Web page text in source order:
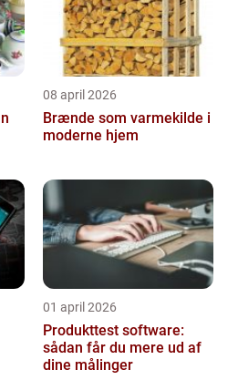
08 april 2026
Brænde som varmekilde i
moderne hjem
01 april 2026
Produkttest software:
sådan får du mere ud af
dine målinger